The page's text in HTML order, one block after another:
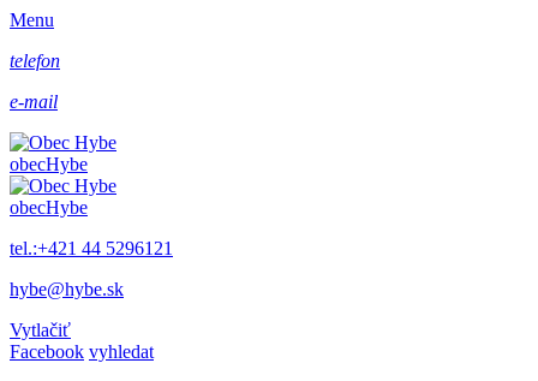
Menu
telefon
e-mail
obecHybe
obecHybe
tel.:+421 44 5296121
hybe@hybe.sk
Vytlačiť
Facebook vyhledat